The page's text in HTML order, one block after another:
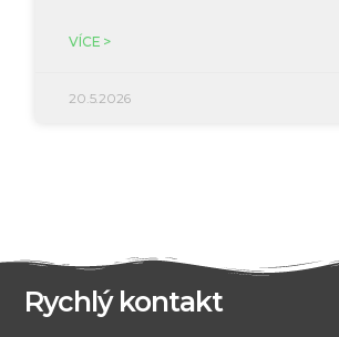
VÍCE >
20.5.2026
Rychlý kontakt